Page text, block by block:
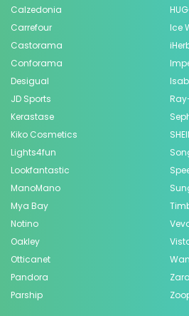
Calzedonia
Carrefour
Castorama
Conforama
Desigual
Ice
JD Sports
Kerastase
Kiko Cosmetics
Lights4fun
Lookfantastic
ManoMano
Mya Bay
Notino
Oakley
Otticanet
Pandora
Parship
Zara